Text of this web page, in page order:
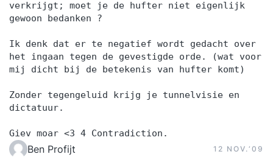
verkrijgt; moet je de hufter niet eigenlijk
gewoon bedanken ?
Ik denk dat er te negatief wordt gedacht over
het ingaan tegen de gevestigde orde. (wat voor
mij dicht bij de betekenis van hufter komt)
Zonder tegengeluid krijg je tunnelvisie en
dictatuur.
Giev moar <3 4 Contradiction.
Ben Profijt 12 NOV.‘09